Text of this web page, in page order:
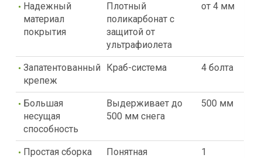
Надежный
материал
покрытия
Плотный
поликарбонат с
защитой от
ультрафиолета
от 4 мм
Запатентованный
крепеж
Краб-система 4 болта
Большая
несущая
способность
Выдерживает до
500 мм снега
500 мм
Простая сборка
Понятная
1